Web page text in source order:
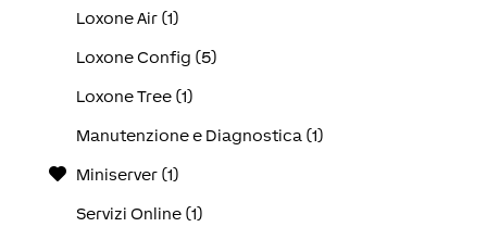
Loxone Air (1)
Loxone Config (5)
Loxone Tree (1)
Manutenzione e Diagnostica (1)
Miniserver (1)
Servizi Online (1)